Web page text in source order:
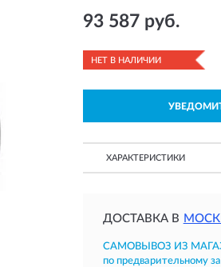
93 587 руб.
НЕТ В НАЛИЧИИ
ХАРАКТЕРИСТИКИ
ДОСТАВКА В
САМОВЫВОЗ ИЗ
по предварительному